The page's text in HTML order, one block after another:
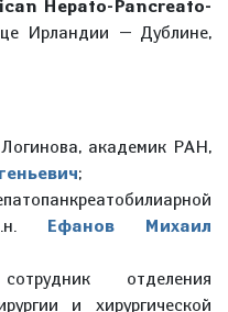
Hepato-Pancreato-
Ирландии — Дублине,
академик РАН,
;
Ефанов Михаил
отделения
и хирургической